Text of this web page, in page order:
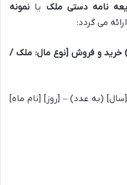
نامه دستی ملک یا نمونه
می گردد:
خرید و فروش [نوع مال: ملک /
(به عدد) – [روز] [نام ماه]